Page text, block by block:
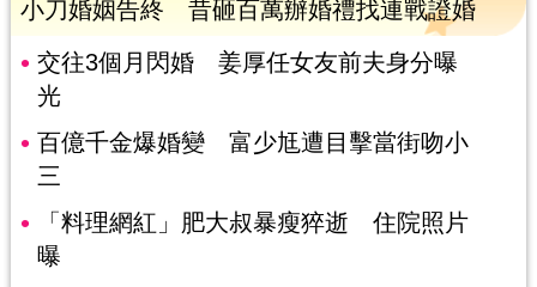
小刀婚姻告終 昔砸百萬辦婚禮找連戰證婚
交往3個月閃婚 姜厚任女友前夫身分曝
光
百億千金爆婚變 富少尪遭目擊當街吻小
三
「料理網紅」肥大叔暴瘦猝逝 住院照片
曝